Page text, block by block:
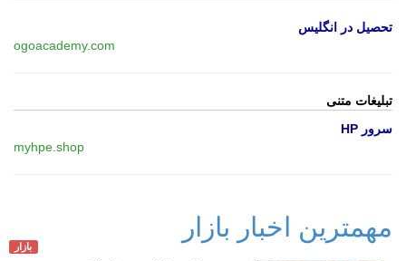
تحصیل در انگلیس
ogoacademy.com
تبلیغات متنی
سرور HP
myhpe.shop
مهمترین اخبار بازار
بازار